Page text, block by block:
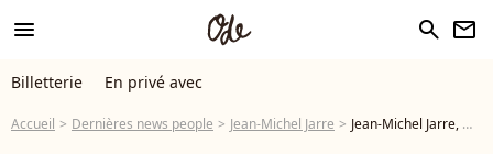
menu search newsletter
Billetterie En privé avec
Accueil Dernières news people Jean-Michel Jarre Jean-Michel Jarre, mal aimé par son père : il lui a pardonné sur son lit de mort